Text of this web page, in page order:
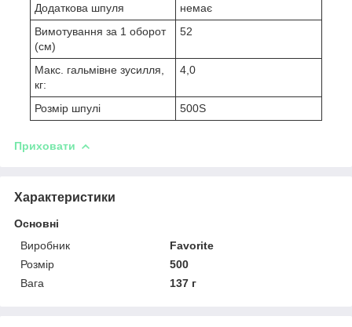
Додаткова шпуля
немає
Вимотування за 1 оборот
(см)
52
Макс. гальмівне зусилля,
кг:
4,0
Розмір шпулі 500S
Приховати
Характеристики
Основні
Виробник
Favorite
Розмір
500
Вага
137 г